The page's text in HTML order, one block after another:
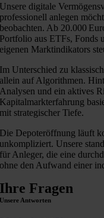
Unsere digitale
professionell anlegen
beobachten. Ab 20.000
Portfolio aus ETFs, Fonds
eigenen Marktindikators
Im Unterschied zu
allein auf Algorithmen.
Analysen und ein aktives
Kapitalmarkterfahrung
mit strategischer Tiefe.
Die Depoteröffnung läuft
unkompliziert. Unsere
für Anleger, die eine
ohne den Aufwand einer
Ihre Fragen
Unsere Antworten